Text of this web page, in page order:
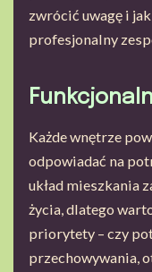
zwrócić uwagę i
profesjonalny
Każde wnętrze
odpowiadać na
układ mieszkania
życia, dlatego
priorytety – czy
przechowywania,